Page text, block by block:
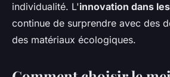
individualité. L'innovation dans
continue de surprendre avec des
des matériaux écologiques.